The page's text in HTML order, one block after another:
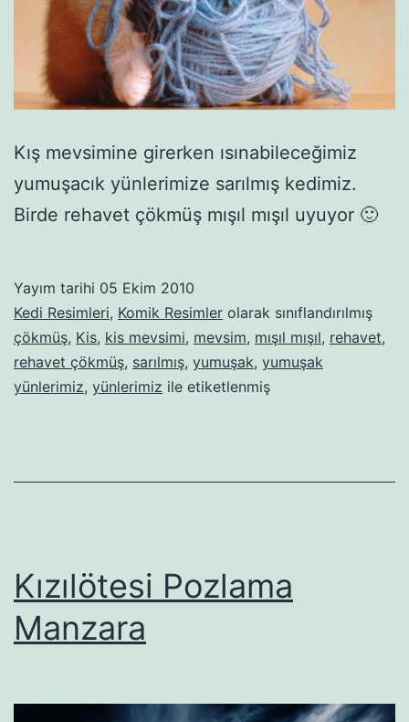
Kış mevsimine girerken ısınabileceğimiz
yumuşacık yünlerimize sarılmış kedimiz.
Birde rehavet çökmüş mışıl mışıl uyuyor 🙂
Yayım tarihi 05 Ekim 2010
Kedi Resimleri, Komik Resimler olarak sınıflandırılmış
çökmüş, Kis, kis mevsimi, mevsim, mışıl mışıl, rehavet,
rehavet çökmüş, sarılmış, yumuşak, yumuşak
yünlerimiz, yünlerimiz ile etiketlenmiş
Kızılötesi Pozlama
Manzara